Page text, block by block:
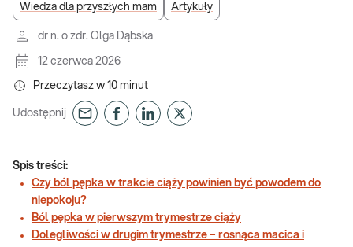
Wiedza dla przyszłych mam Artykuły
dr n. o zdr. Olga Dąbska
12 czerwca 2026
Przeczytasz w 10 minut
Udostępnij
Spis treści:
Czy ból pępka w trakcie ciąży powinien być powodem do
niepokoju?
Ból pępka w pierwszym trymestrze ciąży
Dolegliwości w drugim trymestrze – rosnąca macica i